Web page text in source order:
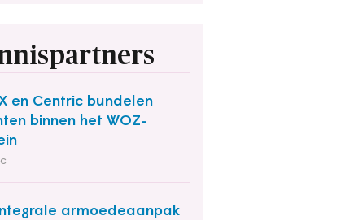
en Centric bundelen
binnen het WOZ-
armoedeaanpak